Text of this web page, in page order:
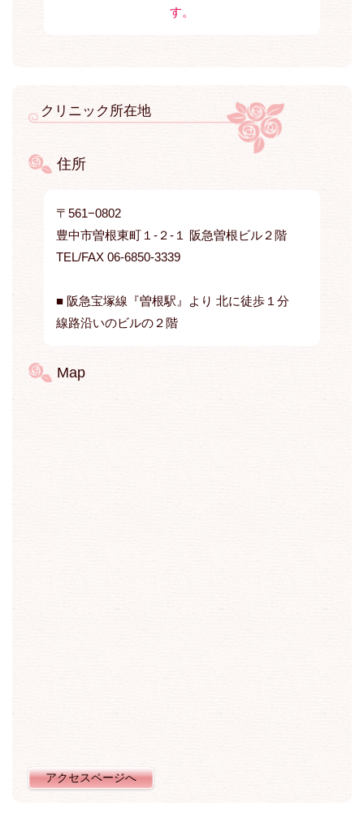
す。
クリニック所在地
住所
〒561−0802
豊中市曽根東町１-２-１ 阪急曽根ビル２階
TEL/FAX 06-6850-3339
■ 阪急宝塚線『曽根駅』より 北に徒歩１分
線路沿いのビルの２階
Map
アクセスページへ